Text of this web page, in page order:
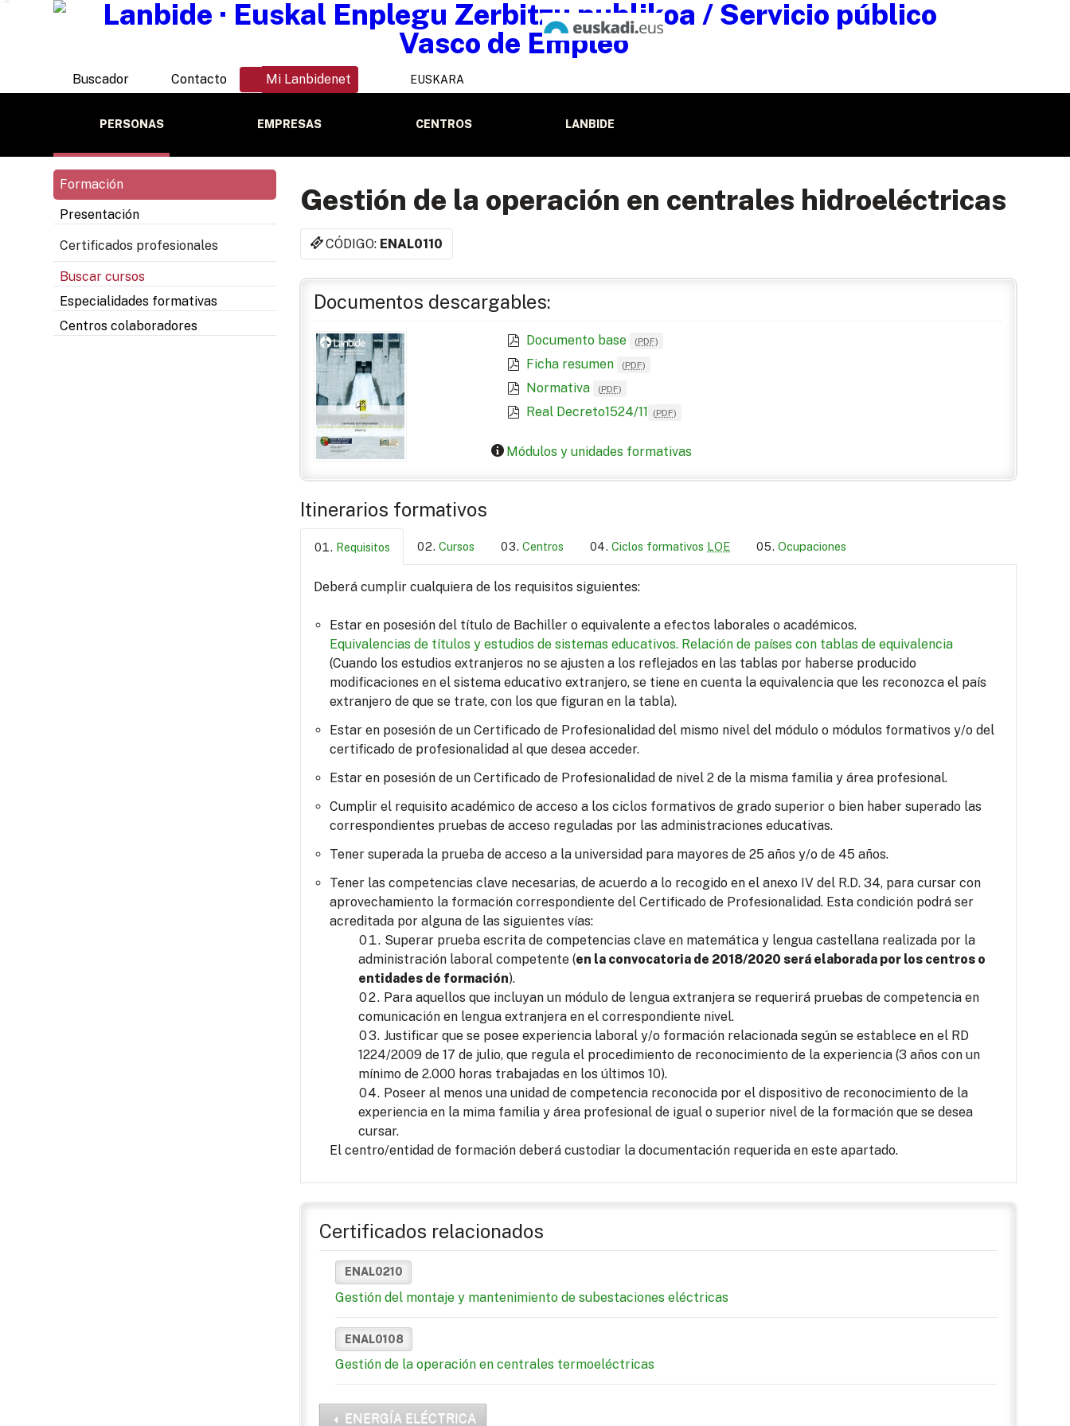
Buscador Contacto Mi Lanbidenet EUSKARA
PERSONAS EMPRESAS CENTROS LANBIDE
Formación
Presentación
Certificados profesionales
Buscar cursos
Especialidades formativas
Centros colaboradores
Gestión de la operación en centrales hidroeléctricas
CÓDIGO: ENAL0110
Documentos descargables:
Documento base (PDF)
Ficha resumen (PDF)
Normativa (PDF)
Real Decreto1524/11 (PDF)
Módulos y unidades formativas
Itinerarios formativos
Requisitos Cursos Centros Ciclos formativos LOE Ocupaciones
Deberá cumplir cualquiera de los requisitos siguientes:
Estar en posesión del título de Bachiller o equivalente a efectos laborales o académicos.
Equivalencias de títulos y estudios de sistemas educativos. Relación de países con tablas de equivalencia
(Cuando los estudios extranjeros no se ajusten a los reflejados en las tablas por haberse producido
modificaciones en el sistema educativo extranjero, se tiene en cuenta la equivalencia que les reconozca el país
extranjero de que se trate, con los que figuran en la tabla).
Estar en posesión de un Certificado de Profesionalidad del mismo nivel del módulo o módulos formativos y/o del
certificado de profesionalidad al que desea acceder.
Estar en posesión de un Certificado de Profesionalidad de nivel 2 de la misma familia y área profesional.
Cumplir el requisito académico de acceso a los ciclos formativos de grado superior o bien haber superado las
correspondientes pruebas de acceso reguladas por las administraciones educativas.
Tener superada la prueba de acceso a la universidad para mayores de 25 años y/o de 45 años.
Tener las competencias clave necesarias, de acuerdo a lo recogido en el anexo IV del R.D. 34, para cursar con
aprovechamiento la formación correspondiente del Certificado de Profesionalidad. Esta condición podrá ser
acreditada por alguna de las siguientes vías:
Superar prueba escrita de competencias clave en matemática y lengua castellana realizada por la
administración laboral competente (en la convocatoria de 2018/2020 será elaborada por los centros o
entidades de formación).
Para aquellos que incluyan un módulo de lengua extranjera se requerirá pruebas de competencia en
comunicación en lengua extranjera en el correspondiente nivel.
Justificar que se posee experiencia laboral y/o formación relacionada según se establece en el RD
1224/2009 de 17 de julio, que regula el procedimiento de reconocimiento de la experiencia (3 años con un
mínimo de 2.000 horas trabajadas en los últimos 10).
Poseer al menos una unidad de competencia reconocida por el dispositivo de reconocimiento de la
experiencia en la mima familia y área profesional de igual o superior nivel de la formación que se desea
cursar.
El centro/entidad de formación deberá custodiar la documentación requerida en este apartado.
Certificados relacionados
ENAL0210
Gestión del montaje y mantenimiento de subestaciones eléctricas
ENAL0108
Gestión de la operación en centrales termoeléctricas
ENERGÍA ELÉCTRICA